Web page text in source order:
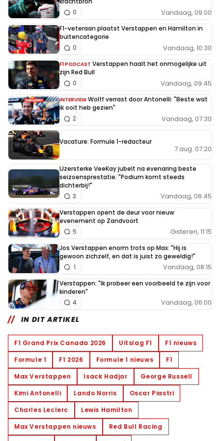
Vandaag, 09:00
0
F1-veteraan plaatst Verstappen en Hamilton in
buitencategorie
Vandaag, 10:30
0
F1 PODCAST Verstappen haalt het onmogelijke uit
zijn Red Bull
Vandaag, 09:45
0
INTERVIEW Wolff verrast door Antonelli: "Beste wat
ik ooit heb gezien"
Vandaag, 07:30
2
Vacature: Formule 1-redacteur
7 aug. 07:20
IJzersterke VeeKay jubelt na evenaring beste
seizoensprestatie: "Podium komt steeds
dichterbij!"
Vandaag, 06:45
3
Verstappen opent de deur voor nieuw
evenement op Zandvoort
Gisteren, 11:15
5
Jos Verstappen enorm trots op Max: "Hij is
gewoon zichzelf, en dat is juist zo geweldig!"
Vandaag, 08:15
1
Verstappen: "Ik probeer een voorbeeld te zijn voor
kinderen"
Vandaag, 06:00
4
IN DIT ARTIKEL
F1 Grand Prix Canada 2026 Uitslag F1
F1 nieuws
Formule 1
F1 2026 Formule 1 nieuws
F1
Max Verstappen
Isack Hadjar
George Russell
Kimi Antonelli
Lando Norris
Oscar Piastri
Charles Leclerc
Lewis Hamilton
Max Verstappen nieuws
Red Bull Racing